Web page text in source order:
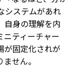
システムがあれ
自身の理解を内
ニティーチャー
が固定化されが
せん。